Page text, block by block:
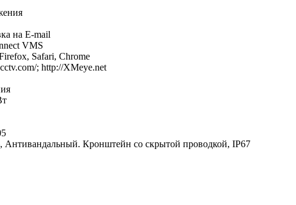
на E-mail
VMS
Safari, Chrome
; http://XMeye.net
Кронштейн со скрытой проводкой, IP67